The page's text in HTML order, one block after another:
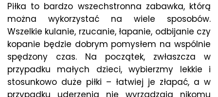
Piłka to bardzo wszechstronna zabawka, którą
można wykorzystać na wiele sposobów.
Wszelkie kulanie, rzucanie, łapanie, odbijanie czy
kopanie będzie dobrym pomysłem na wspólnie
spędzony czas. Na początek, zwłaszcza w
przypadku małych dzieci, wybierzmy lekkie i
stosunkowo duże piłki – łatwiej je złapać, a w